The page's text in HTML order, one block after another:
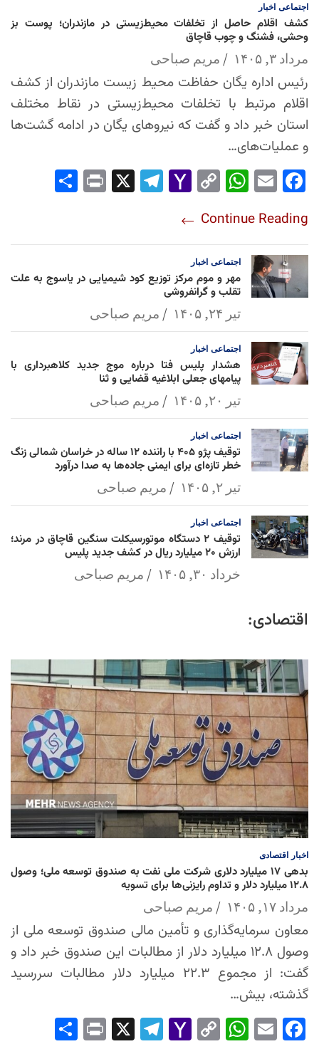
اجتماعی اخبار
کشف اقلام حاصل از تخلفات محیط‌زیستی در مازندران؛ پوست بز
وحشی، فشنگ و چوب قاچاق
مرداد ۳, ۱۴۰۵ مریم صباحی
رئیس اداره یگان حفاظت محیط زیست مازندران از کشف
اقلام مرتبط با تخلفات محیط‌زیستی در نقاط مختلف
استان خبر داد و گفت که نیروهای یگان در ادامه گشت‌ها
و عملیات‌های…
Fac
ok
Em
Wh
Ap
p
Co
Lin
k
Yah
l
Tel
Pri
Continue Reading
اجتماعی اخبار
مهر و موم مرکز توزیع کود شیمیایی در یاسوج به علت
تقلب و گرانفروشی
تیر ۲۴, ۱۴۰۵ مریم صباحی
اجتماعی اخبار
هشدار پلیس فتا درباره موج جدید کلاهبرداری با
پیامهای جعلی ابلاغیه قضایی و ثنا
تیر ۲۰, ۱۴۰۵ مریم صباحی
اجتماعی اخبار
توقیف پژو ۴۰۵ با راننده ۱۲ ساله در خراسان شمالی زنگ
خطر تازه‌ای برای ایمنی جاده‌ها به صدا درآورد
تیر ۲, ۱۴۰۵ مریم صباحی
اجتماعی اخبار
توقیف ۲ دستگاه موتورسیکلت سنگین قاچاق در مرند؛
ارزش ۲۰ میلیارد ریال در کشف جدید پلیس
خرداد ۳۰, ۱۴۰۵ مریم صباحی
اقتصادی:
اخبار اقتصادی
بدهی ۱۷ میلیارد دلاری شرکت ملی نفت به صندوق توسعه ملی؛ وصول
۱۲.۸ میلیارد دلار و تداوم رایزنی‌ها برای تسویه
مرداد ۱۷, ۱۴۰۵ مریم صباحی
معاون سرمایه‌گذاری و تأمین مالی صندوق توسعه ملی از
وصول ۱۲.۸ میلیارد دلار از مطالبات این صندوق خبر داد و
گفت: از مجموع ۲۲.۳ میلیارد دلار مطالبات سررسید
گذشته، بیش…
Fac
Em
Wh
Co
Yah
Tel
Pri